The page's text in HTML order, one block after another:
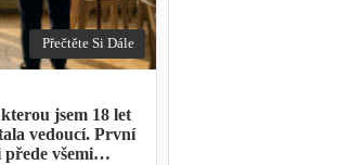
Přečtěte Si Dále
jsem 18 let
vedoucí. První
všemi